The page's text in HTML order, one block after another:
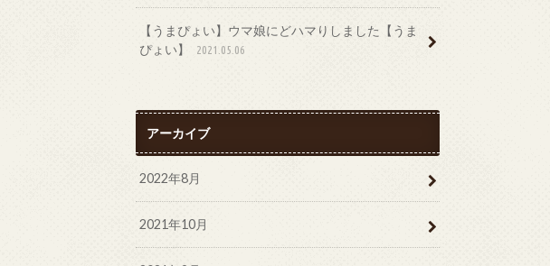
【うまぴょい】ウマ娘にどハマりしました【うま
ぴょい】
2021.05.06
アーカイブ
2022年8月
2021年10月